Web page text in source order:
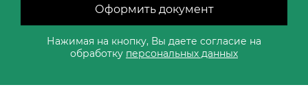
Оформить документ
Нажимая на кнопку, Вы даете согласие на
обработку персональных данных